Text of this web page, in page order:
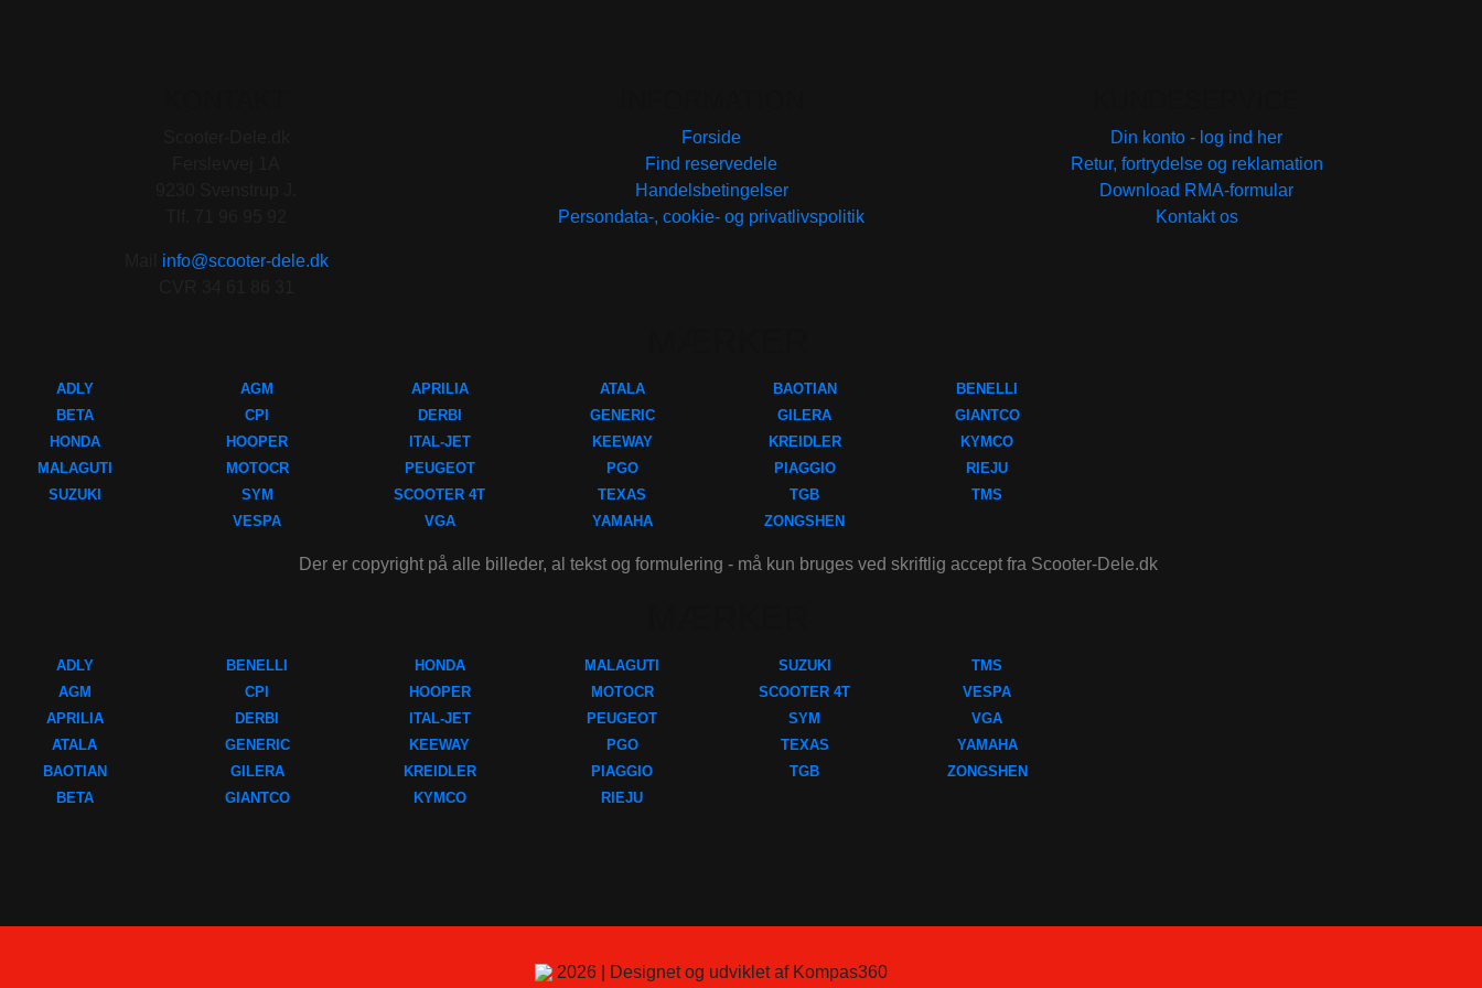
info@scooter-dele.dk
Forside
Find reservedele
Handelsbetingelser
Persondata-, cookie- og privatlivspolitik
Din konto - log ind her
Retur, fortrydelse og reklamation
Download RMA-formular
Kontakt os
ADLY
BETA
HONDA
MALAGUTI
SUZUKI
AGM
CPI
HOOPER
MOTOCR
SYM
VESPA
APRILIA
DERBI
ITAL-JET
PEUGEOT
SCOOTER 4T
VGA
ATALA
GENERIC
KEEWAY
PGO
TEXAS
YAMAHA
BAOTIAN
GILERA
KREIDLER
PIAGGIO
TGB
ZONGSHEN
BENELLI
GIANTCO
KYMCO
RIEJU
TMS
Der er copyright på alle billeder, al tekst og formulering - må kun bruges ved skriftlig accept fra Scooter-Dele.dk
ADLY
AGM
APRILIA
ATALA
BAOTIAN
BETA
BENELLI
CPI
DERBI
GENERIC
GILERA
GIANTCO
HONDA
HOOPER
ITAL-JET
KEEWAY
KREIDLER
KYMCO
MALAGUTI
MOTOCR
PEUGEOT
PGO
PIAGGIO
RIEJU
SUZUKI
SCOOTER 4T
SYM
TEXAS
TGB
TMS
VESPA
VGA
YAMAHA
ZONGSHEN
2026 | Designet og udviklet af Kompas360